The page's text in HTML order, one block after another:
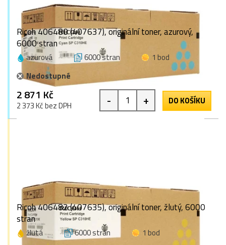
Ricoh 406480 (407637), originální toner, azurový,
6000 stran
azurová 6000 stran
1 bod
Nedostupné
2 871 Kč
2 373 Kč bez DPH - + DO KOŠÍKU
Ricoh 406482 (407635), originální toner, žlutý, 6000
stran
žlutá 6000 stran
1 bod